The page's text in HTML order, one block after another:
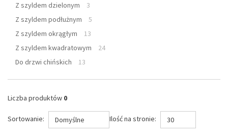
Z szyldem dzielonym
3
Z szyldem podłużnym
5
Z szyldem okrągłym
13
Z szyldem kwadratowym
24
Do drzwi chińskich
13
Liczba produktów 0
Sortowanie: Domyślne Ilość na stronie: 30